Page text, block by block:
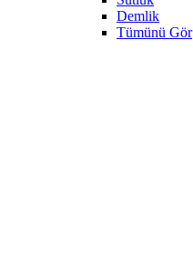
Demlik
Tümünü Gör